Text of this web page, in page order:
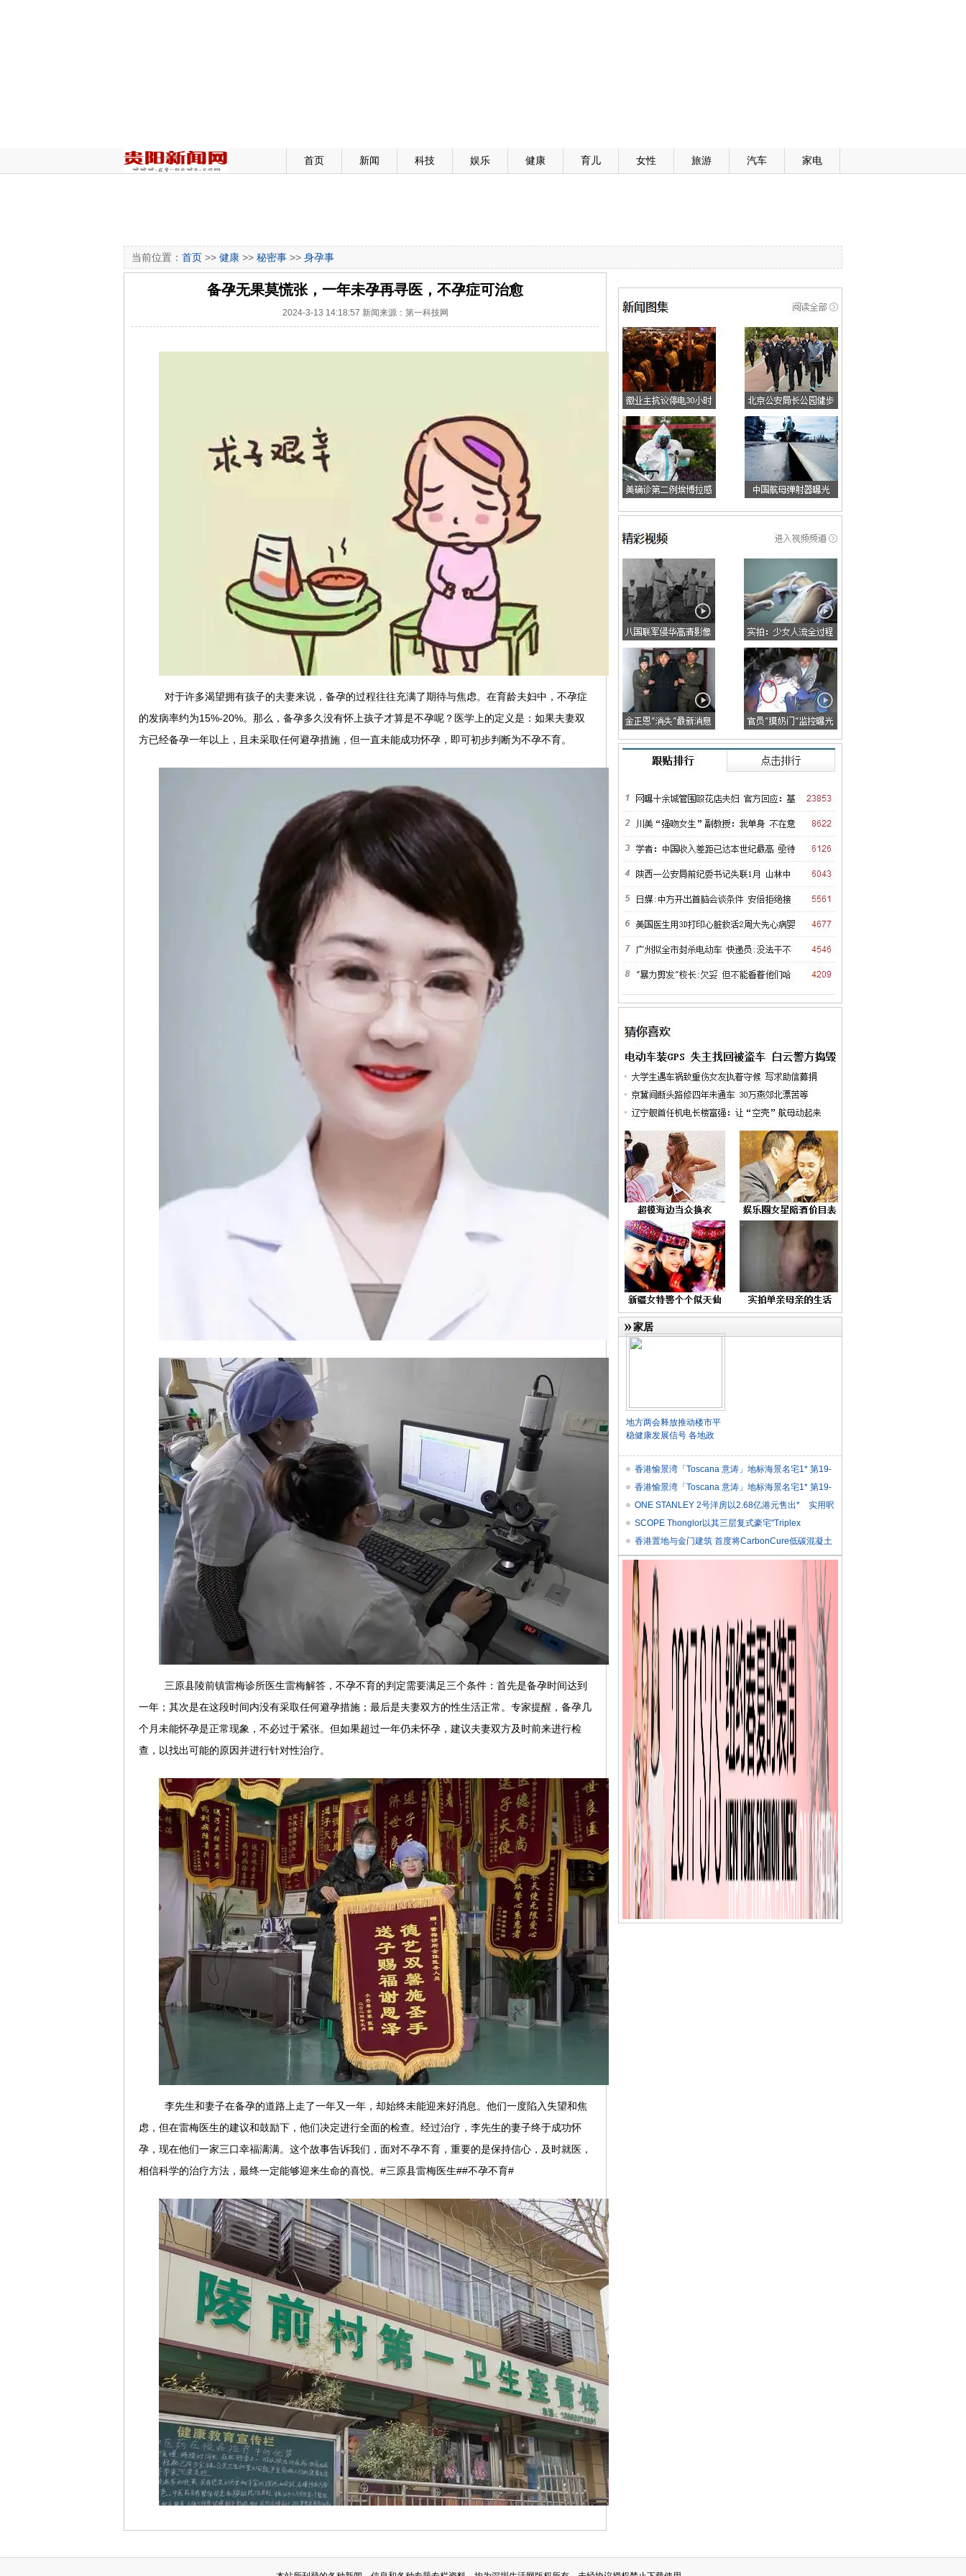
首页 新闻 科技 娱乐 健康 育儿 女性 旅游 汽车 家电
当前位置： 首页 >> 健康 >> 秘密事 >> 身孕事
备孕无果莫慌张，一年未孕再寻医，不孕症可治愈
2024-3-13 14:18:57 新闻来源：第一科技网
对于许多渴望拥有孩子的夫妻来说，备孕的过程往往充满了期待与焦虑。在育龄夫妇中，不孕症
的发病率约为15%-20%。那么，备孕多久没有怀上孩子才算是不孕呢？医学上的定义是：如果夫妻双
方已经备孕一年以上，且未采取任何避孕措施，但一直未能成功怀孕，即可初步判断为不孕不育。
三原县陵前镇雷梅诊所医生雷梅解答，不孕不育的判定需要满足三个条件：首先是备孕时间达到
一年；其次是在这段时间内没有采取任何避孕措施；最后是夫妻双方的性生活正常。专家提醒，备孕几
个月未能怀孕是正常现象，不必过于紧张。但如果超过一年仍未怀孕，建议夫妻双方及时前来进行检
查，以找出可能的原因并进行针对性治疗。
李先生和妻子在备孕的道路上走了一年又一年，却始终未能迎来好消息。他们一度陷入失望和焦
虑，但在雷梅医生的建议和鼓励下，他们决定进行全面的检查。经过治疗，李先生的妻子终于成功怀
孕，现在他们一家三口幸福满满。这个故事告诉我们，面对不孕不育，重要的是保持信心，及时就医，
相信科学的治疗方法，最终一定能够迎来生命的喜悦。#三原县雷梅医生##不孕不育#
家居
地方两会释放推动楼市平
稳健康发展信号 各地政
香港愉景湾「Toscana 意涛」地标海景名宅1* 第19-
香港愉景湾「Toscana 意涛」地标海景名宅1* 第19-
ONE STANLEY 2号洋房以2.68亿港元售出* 实用呎
价 SCOPE Thonglor以其三层复式豪宅"Triplex
Residen
香港置地与金门建筑 首度将CarbonCure低碳混凝土